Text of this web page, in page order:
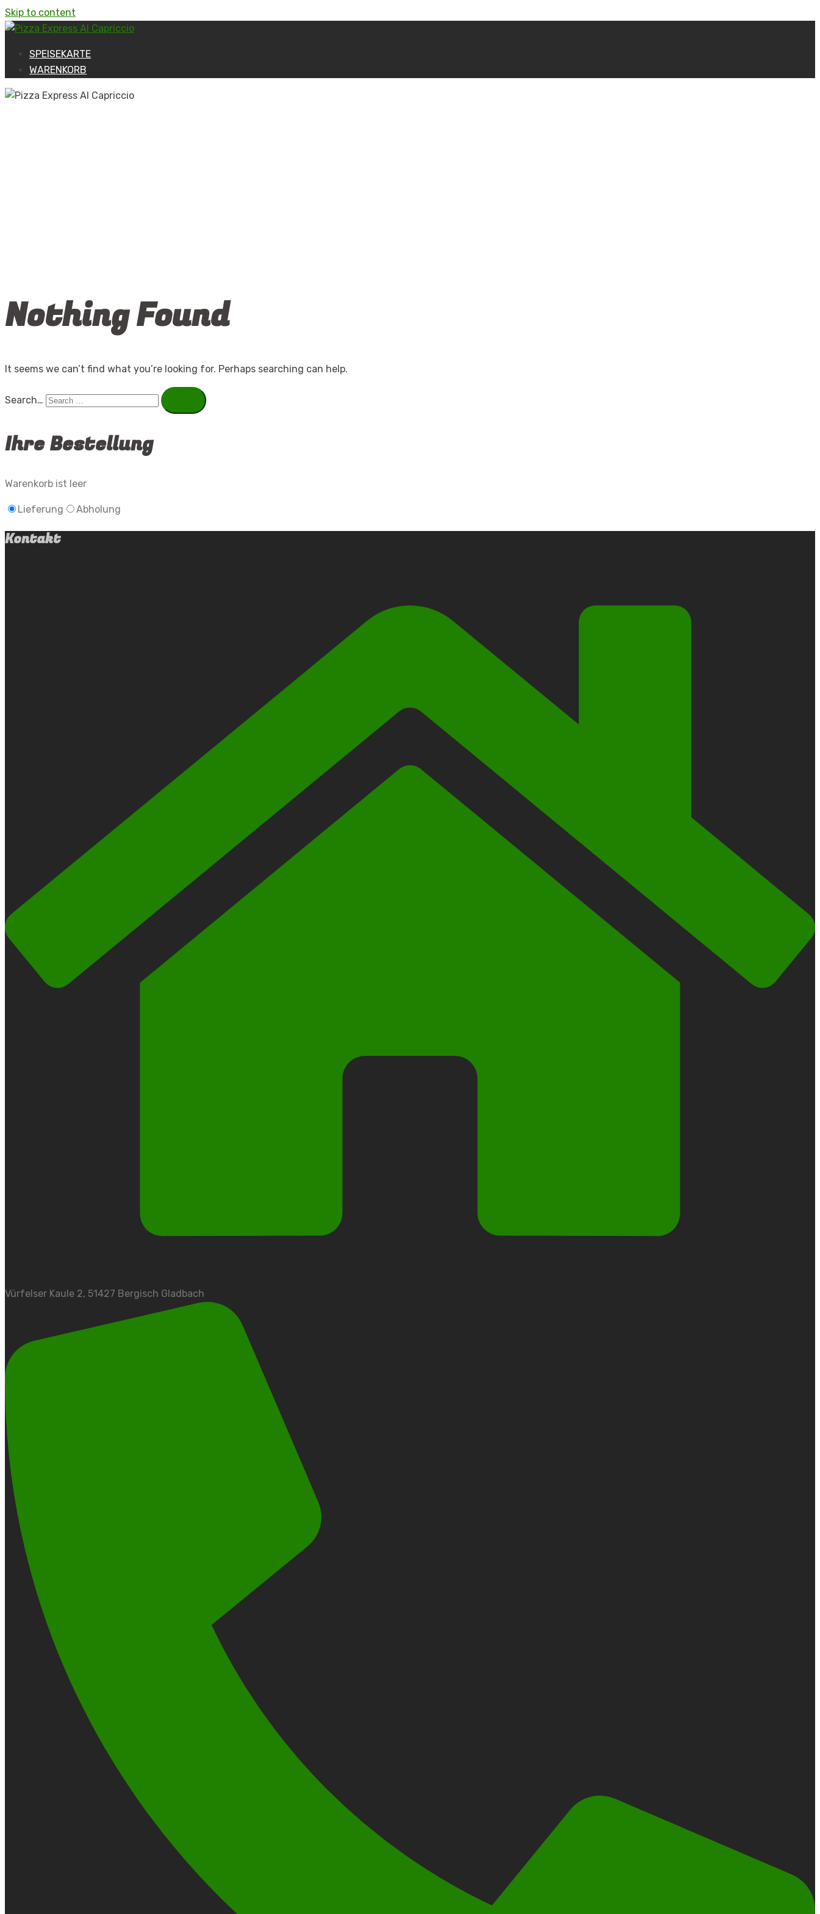
Skip to content
SPEISEKARTE
WARENKORB
Nothing Found
It seems we can’t find what you’re looking for. Perhaps searching can help.
Search…
Ihre Bestellung
Warenkorb ist leer
Lieferung Abholung
Kontakt
Vürfelser Kaule 2, 51427 Bergisch Gladbach